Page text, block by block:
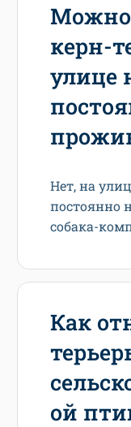
Можно
керн-
улице
Нет, на
постоянно
собака-
Как
ой